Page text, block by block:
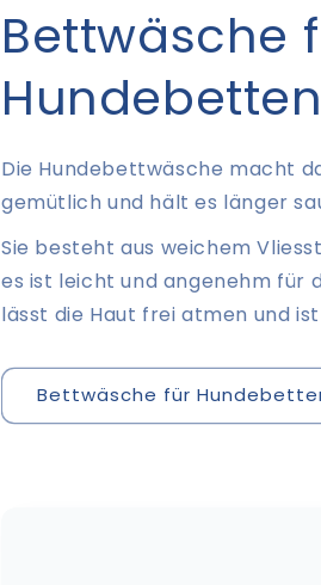
Bettwäsche
Hundebetten
Die Hundebettwäsche macht
gemütlich und hält es länger
Sie besteht aus weichem
es ist leicht und angenehm für
lässt die Haut frei atmen und
Bettwäsche für